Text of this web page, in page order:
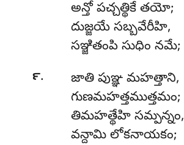
అన్తో పచ్చత్థికే తయో;
దుజ్జయే సబ్బవేరీహి,
సఞ్జితంపి సుధిం నమే;
౯.
జాతి పుఞ్ఞ మహత్తాని,
గుణమహత్తముత్తమం;
తిమహత్థేహి సమ్పన్నం,
వన్దామి లోకనాయకం;